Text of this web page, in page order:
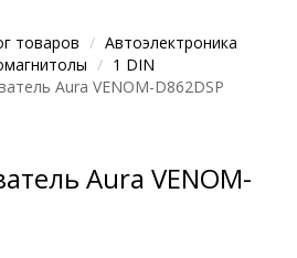
товаров
Автоэлектроника
1 DIN
Aura VENOM-D862DSP
Aura VENOM-